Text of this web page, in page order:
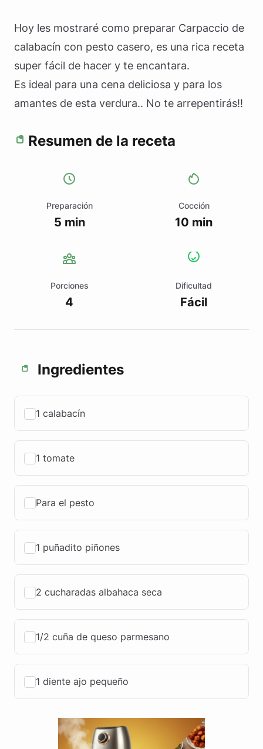
Hoy les mostraré como preparar Carpaccio de
calabacín con pesto casero, es una rica receta
super fácil de hacer y te encantara.
Es ideal para una cena deliciosa y para los
amantes de esta verdura.. No te arrepentirás!!
Resumen de la receta
Preparación
5 min
Cocción
10 min
Porciones
4
Dificultad
Fácil
Ingredientes
1 calabacín
1 tomate
Para el pesto
1 puñadito piñones
2 cucharadas albahaca seca
1/2 cuña de queso parmesano
1 diente ajo pequeño